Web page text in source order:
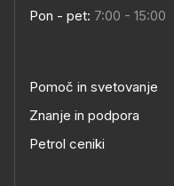
Pon - pet: 7:00 - 15:00
Pomoč in svetovanje
Znanje in podpora
Petrol ceniki